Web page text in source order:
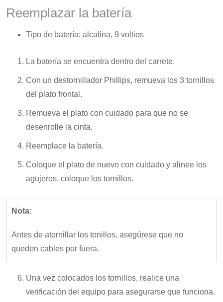
Reemplazar la batería
Tipo de batería: alcalina, 9 voltios
La batería se encuentra dentro del carrete.
Con un destornillador Phillips, remueva los 3 tornillos
del plato frontal.
Remueva el plato con cuidado para que no se
desenrolle la cinta.
Reemplace la batería.
Coloque el plato de nuevo con cuidado y alinee los
agujeros, coloque los tornillos.
Nota:
Antes de atornillar los tonillos, asegúrese que no
queden cables por fuera.
Una vez colocados los tornillos, realice una
verificación del equipo para asegurarse que funciona.